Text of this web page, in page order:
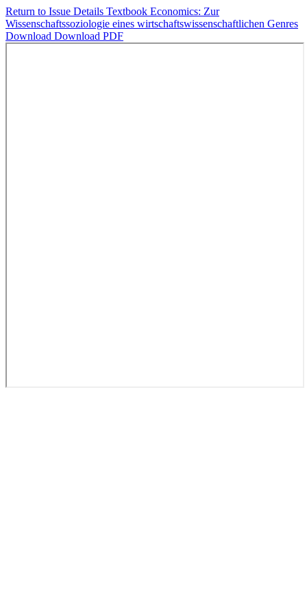
Return to Issue Details Textbook Economics: Zur
Wissenschaftssoziologie eines wirtschaftswissenschaftlichen Genres
Download Download PDF